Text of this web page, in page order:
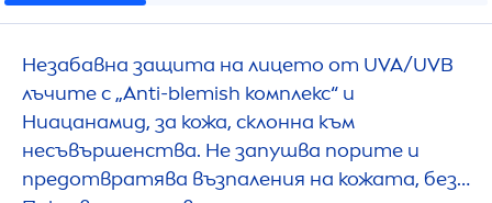
Незабавна защита на лицето от UVA/UVB
лъчите с „Аnti-blemish комплекс“ и
Ниацанамид, за кожа, склонна към
несъвършенства. Не запушва порите и
предотвратява възпаления на кожата, без